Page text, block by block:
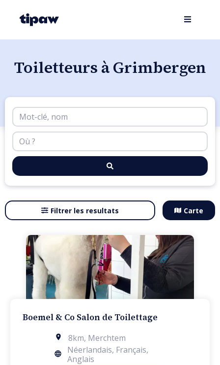
Toiletteurs à Grimbergen
Filtrer les resultats Carte
Boemel & Co Salon de Toilettage
8km, Merchtem
Néerlandais, Français,
Anglais